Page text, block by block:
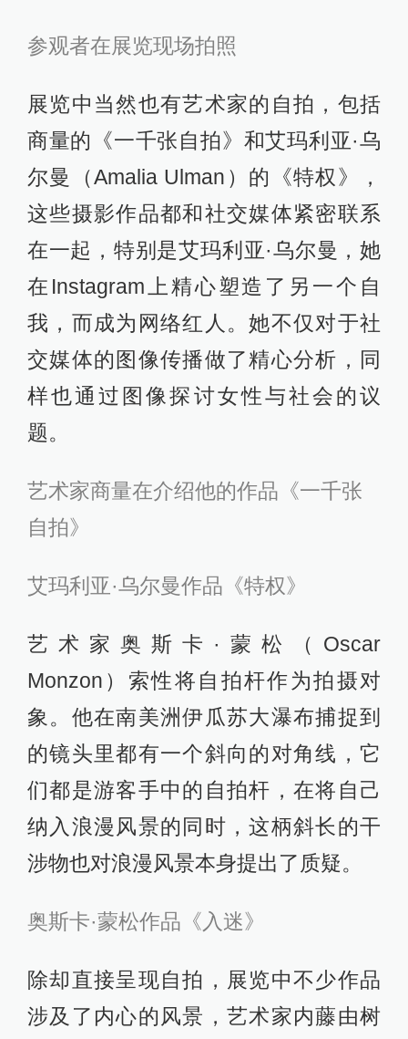
参观者在展览现场拍照
展览中当然也有艺术家的自拍，包括
商量的《一千张自拍》和艾玛利亚·乌
尔曼（Amalia Ulman）的《特权》，
这些摄影作品都和社交媒体紧密联系
在一起，特别是艾玛利亚·乌尔曼，她
在Instagram上精心塑造了另一个自
我，而成为网络红人。她不仅对于社
交媒体的图像传播做了精心分析，同
样也通过图像探讨女性与社会的议
题。
艺术家商量在介绍他的作品《一千张
自拍》
艾玛利亚·乌尔曼作品《特权》
艺术家奥斯卡·蒙松（Oscar
Monzon）索性将自拍杆作为拍摄对
象。他在南美洲伊瓜苏大瀑布捕捉到
的镜头里都有一个斜向的对角线，它
们都是游客手中的自拍杆，在将自己
纳入浪漫风景的同时，这柄斜长的干
涉物也对浪漫风景本身提出了质疑。
奥斯卡·蒙松作品《入迷》
除却直接呈现自拍，展览中不少作品
涉及了内心的风景，艺术家内藤由树